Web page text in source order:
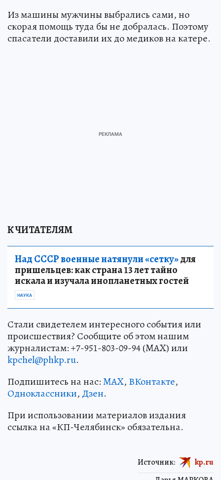
Из машины мужчины выбрались сами, но
скорая помощь туда бы не добралась. Поэтому
спасатели доставили их до медиков на катере.
К ЧИТАТЕЛЯМ
Над СССР военные натянули «сетку»для
пришельцев: как страна 13 лет тайно
искала и изучала инопланетных гостей
НАУКА
Стали свидетелем интересного события или
происшествия? Сообщите об этом нашим
журналистам: +7-951-803-09-94 (MAX) или
kpchel@phkp.ru.
Подпишитесь на нас:MAX, ВКонтакте,
Одноклассники, Дзен.
При использовании материалов издания
ссылка на «КП-Челябинск» обязательна.
Источник: kp.ru